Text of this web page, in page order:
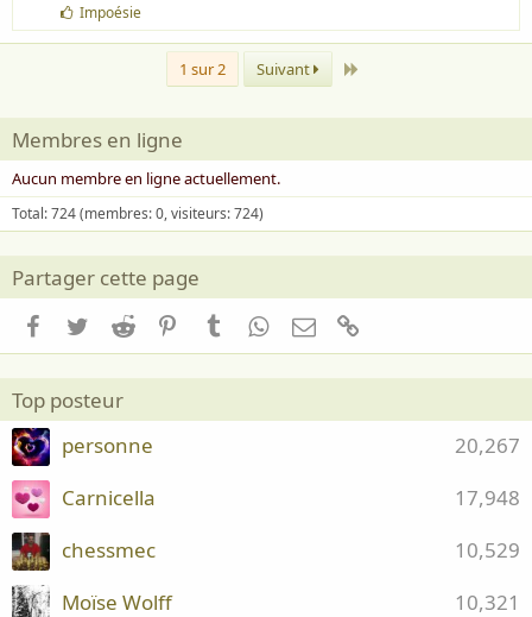
:
J
'
a
Impoésie
1 sur 2 Suivant
Membres en ligne
Aucun membre en ligne actuellement.
Total: 724 (membres: 0, visiteurs: 724)
Partager cette page
Facebook
TwitterReddit PinterestTumblrWhatsApp
Email
Top posteur
20,267
personne
17,948
Carnicella
10,529
chessmec
10,321
Moïse Wolff